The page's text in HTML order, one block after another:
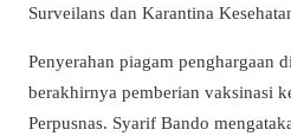
Surveilans dan Karantina
Penyerahan piagam penghargaan
berakhirnya pemberian vaksinasi
Perpusnas. Syarif Bando